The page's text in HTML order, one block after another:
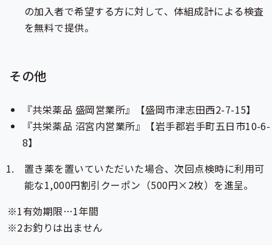
の加入者で希望する方に対して、体組成計による検査
を無料で提供。
その他
『共栄薬品 盛岡営業所』【盛岡市津志田西2-7-15】
『共栄薬品 沼宮内営業所』【岩手郡岩手町五日市10-6-
8】
置き薬を置いていただいた場合、次回点検時に利用可
能な1,000円割引クーポン（500円×2枚）を進呈。
有効期限…1年間
お釣りは出ません